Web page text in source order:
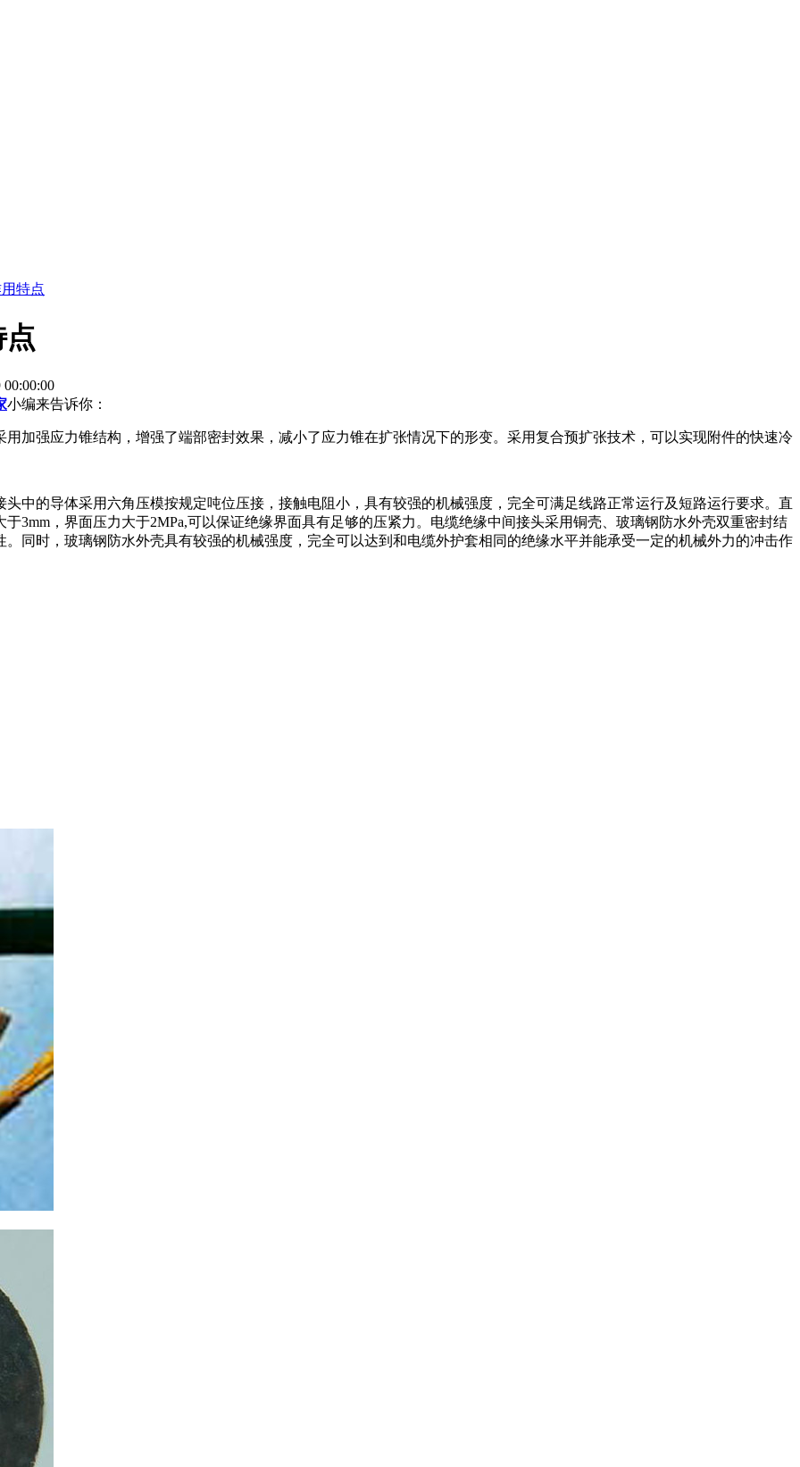
特点
小编来告诉你：
加强应力锥结构，增强了端部密封效果，减小了应力锥在扩张情况下的形变。采用复合预扩张技术，可以实现附件的快速冷
中的导体采用六角压模按规定吨位压接，接触电阻小，具有较强的机械强度，完全可满足线路正常运行及短路运行要求。直
3mm，界面压力大于2MPa,可以保证绝缘界面具有足够的压紧力。电缆绝缘中间接头采用铜壳、玻璃钢防水外壳双重密封结
同时，玻璃钢防水外壳具有较强的机械强度，完全可以达到和电缆外护套相同的绝缘水平并能承受一定的机械外力的冲击作